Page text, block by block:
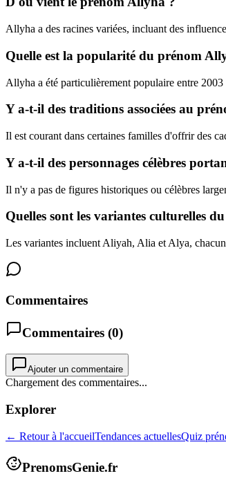
Allyha a des racines variées, incluant des
Quelle est la popularité du prénom
Allyha a été particulièrement populaire entre
Y a-t-il des traditions associées au
Il est courant dans certaines familles d'offrir des
Y a-t-il des personnages célèbres
Il n'y a pas de figures historiques ou célèbres
Quelles sont les variantes culturelles
Les variantes incluent Aliyah, Alia et Alya,
Commentaires
Commentaires (0)
Ajouter un commentaire
Chargement des commentaires...
Explorer
← Retour à l'accueilTendances actuellesQuiz
PrenomsGenie.fr